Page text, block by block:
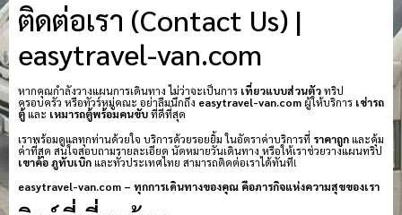
ติดต่อเรา (Contact Us) |
easytravel-van.com
หากคุณกำลังวางแผนการเดินทาง ไม่ว่าจะเป็นการ เที่ยวแบบส่วนตัวทริป
ครอบครัว หรือทัวร์หมู่คณะ อย่าลืมนึกถึง easytravel-van.comผู้ให้บริการ เช่ารถ
ตู้และ เหมารถตู้พร้อมคนขับที่ดีที่สุด
เราพร้อมดูแลทุกท่านด้วยใจ บริการด้วยรอยยิ้ม ในอัตราค่าบริการที่ ราคาถูกและคุ้ม
ค่าที่สุด สนใจสอบถามรายละเอียด นัดหมายวันเดินทาง หรือให้เราช่วยวางแผนทริป
เขาค้อภูทับเบิกและทั่วประเทศไทย สามารถติดต่อเราได้ทันที!
easytravel-van.com – ทุกการเดินทางของคุณ คือภารกิจแห่งความสุขของเรา